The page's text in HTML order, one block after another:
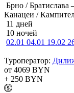
Брно /
Канацеи /
11 дней
10 ночей
02.01 04.01 19.02
Туроператор:
от 4069 BYN
+ 250 BYN